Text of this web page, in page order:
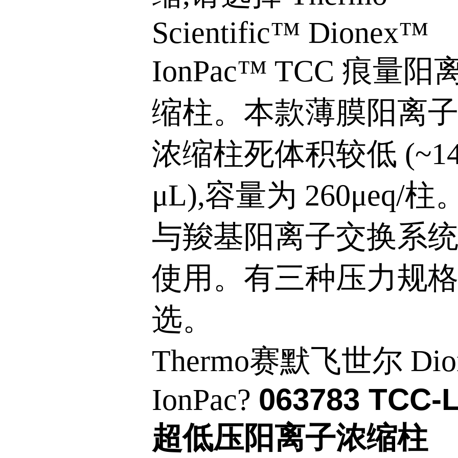
Scientific™ Dionex™
IonPac™ TCC 痕量阳
缩柱。本款薄膜阳离
浓缩柱死体积较低
μL),容量为 260μeq/柱
与羧基阳离子交换系
使用。有三种压力规
选。
Thermo赛默飞世尔
IonPac? 063783 TCC-
超低压阳离子浓缩柱